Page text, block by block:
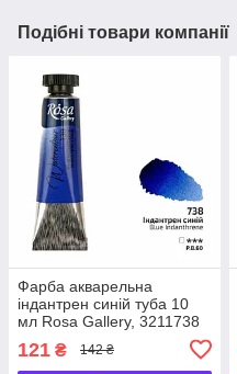
Подібні товари компанії
Фарба акварельна
індантрен синій туба 10
мл Rosa Gallery, 3211738
121 ₴ 142 ₴